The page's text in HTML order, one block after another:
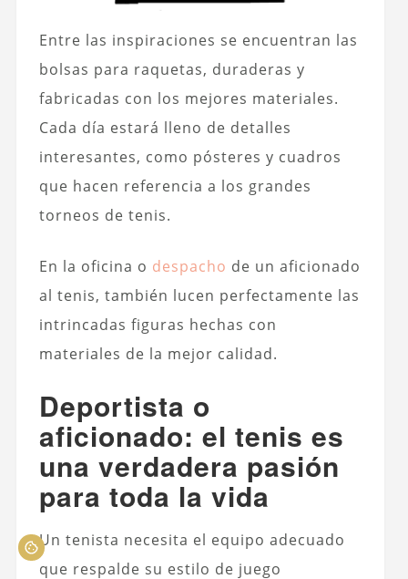
Entre las inspiraciones se encuentran las
bolsas para raquetas, duraderas y
fabricadas con los mejores materiales.
Cada día estará lleno de detalles
interesantes, como pósteres y cuadros
que hacen referencia a los grandes
torneos de tenis.
En la oficina o despacho de un aficionado
al tenis, también lucen perfectamente las
intrincadas figuras hechas con
materiales de la mejor calidad.
Deportista o
aficionado: el tenis es
una verdadera pasión
para toda la vida
Un tenista necesita el equipo adecuado
que respalde su estilo de juego